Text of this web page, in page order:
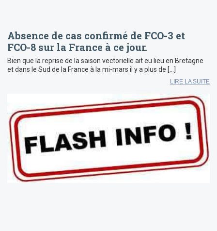
Absence de cas confirmé de FCO-3 et
FCO-8 sur la France à ce jour.
Bien que la reprise de la saison vectorielle ait eu lieu en Bretagne
et dans le Sud de la France à la mi-mars il y a plus de […]
LIRE LA SUITE